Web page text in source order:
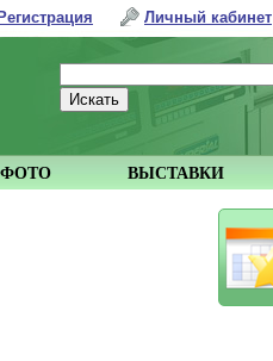
ФОТО ВЫСТАВКИ
Личный кабинет